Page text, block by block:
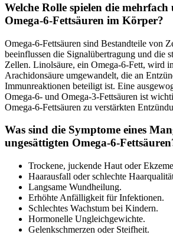
Welche Rolle spielen die mehrfach
Omega-6-Fettsäuren im Körper?
Omega-6-Fettsäuren sind Bestandteile von
beeinflussen die Signalübertragung und die
Zellen. Linolsäure, ein Omega-6-Fett, wird
Arachidonsäure umgewandelt, die an
Immunreaktionen beteiligt ist. Eine
Omega-6- und Omega-3-Fettsäuren ist
Omega-6-Fettsäuren zu verstärkten
Was sind die Symptome eines
ungesättigten Omega-6-
Trockene, juckende Haut oder
Haarausfall oder schlechte
Langsame Wundheilung.
Erhöhte Anfälligkeit für Infektionen.
Schlechtes Wachstum bei Kindern.
Hormonelle Ungleichgewichte.
Gelenkschmerzen oder Steifheit.